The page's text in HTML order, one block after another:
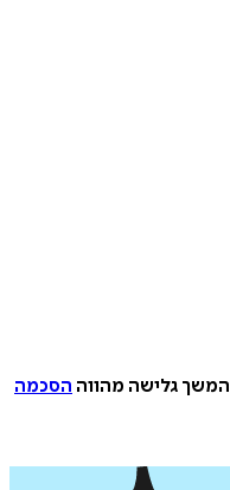
המשך גלישה מהווה הסכמה